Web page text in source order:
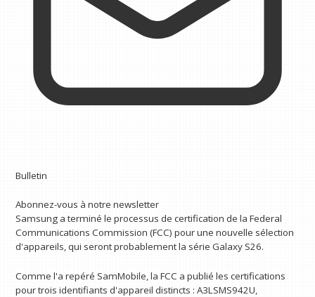
Bulletin
Abonnez-vous à notre newsletter
Samsung a terminé le processus de certification de la Federal
Communications Commission (FCC) pour une nouvelle sélection
d'appareils, qui seront probablement la série Galaxy S26.
Comme l'a repéré SamMobile, la FCC a publié les certifications
pour trois identifiants d'appareil distincts : A3LSMS942U,